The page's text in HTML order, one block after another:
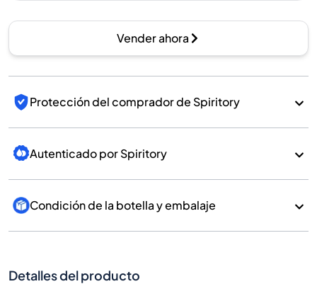
Vender ahora
Protección del comprador de Spiritory
Autenticado por Spiritory
Condición de la botella y embalaje
Detalles del producto